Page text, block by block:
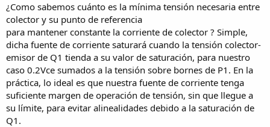
¿Como sabemos cuánto es la mínima tensión necesaria entre
colector y su punto de referencia
para mantener constante la corriente de colector ? Simple,
dicha fuente de corriente saturará cuando la tensión colector-
emisor de Q1 tienda a su valor de saturación, para nuestro
caso 0.2Vce sumados a la tensión sobre bornes de P1. En la
práctica, lo ideal es que nuestra fuente de corriente tenga
suficiente margen de operación de tensión, sin que llegue a
su límite, para evitar alinealidades debido a la saturación de
Q1.